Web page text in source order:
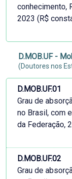
conhecimento,
2023 (R$
D.MOB.UF -
(Doutores nos
D.MOB.UF.01
Grau de
no Brasil, com
da Federação,
D.MOB.UF.02
Grau de